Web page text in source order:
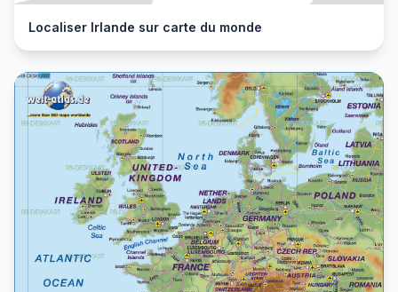
Localiser Irlande sur carte du monde